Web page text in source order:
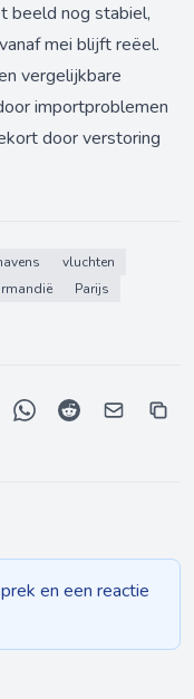
beeld nog stabiel,
mei blijft reëel.
vergelijkbare
importproblemen
door verstoring
vluchten
Parijs
en een reactie